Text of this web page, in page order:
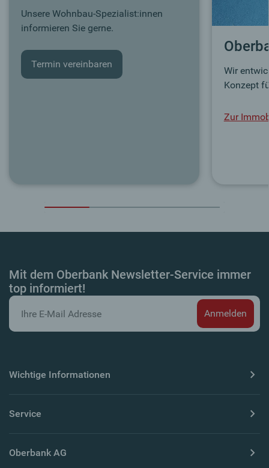
Unsere Wohnbau-Spezialist:innen
informieren Sie gerne.
Termin vereinbaren
Wir
Konzept
Zur
Mit dem Oberbank Newsletter-Service immer
top informiert!
Wichtige Informationen
Service
Oberbank AG